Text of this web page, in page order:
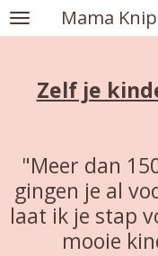
Ga
direct
hoofdinhoud
Mama
Zelf je
"Meer dan
gingen je al
laat ik je stap
mooie